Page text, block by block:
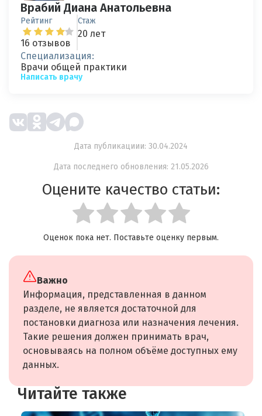
Врабий Диана Анатольевна
Рейтинг
16 отзывов
Стаж
20 лет
Специализация:
Врачи общей практики
Написать врачу
Дата публикациии: 30.04.2024
Дата последнего обновления: 21.05.2026
Оцените качество статьи:
Оценок пока нет. Поставьте оценку первым.
Важно
Информация, представленная в данном
разделе, не является достаточной для
постановки диагноза или назначения лечения.
Такие решения должен принимать врач,
основываясь на полном объёме доступных ему
данных.
Читайте также